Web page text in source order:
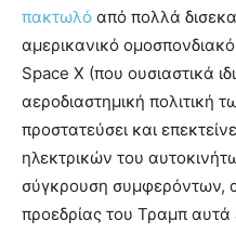
πακτωλό από πολλά
αμερικανικό
Space X (που ουσιαστικά
αεροδιαστημική πολιτική
προστατεύσει και
ηλεκτρικών του
σύγκρουση συμφερόντων,
προεδρίας του Τραμπ αυτά